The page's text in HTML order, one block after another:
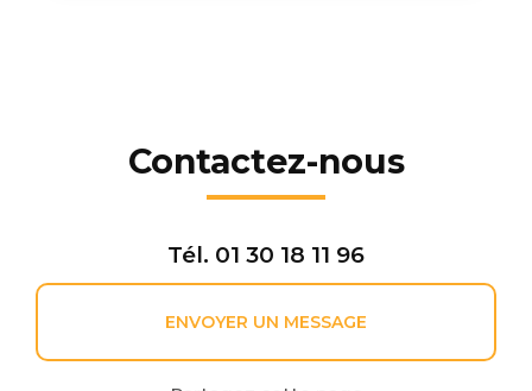
Contactez-nous
Tél. 01 30 18 11 96
ENVOYER UN MESSAGE